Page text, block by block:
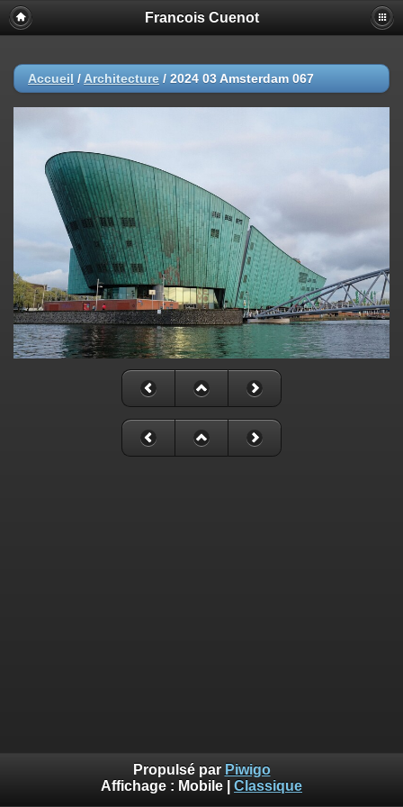
Francois Cuenot
Accueil / Architecture / 2024 03 Amsterdam 067
Propulsé par Piwigo
Affichage : Mobile Classique